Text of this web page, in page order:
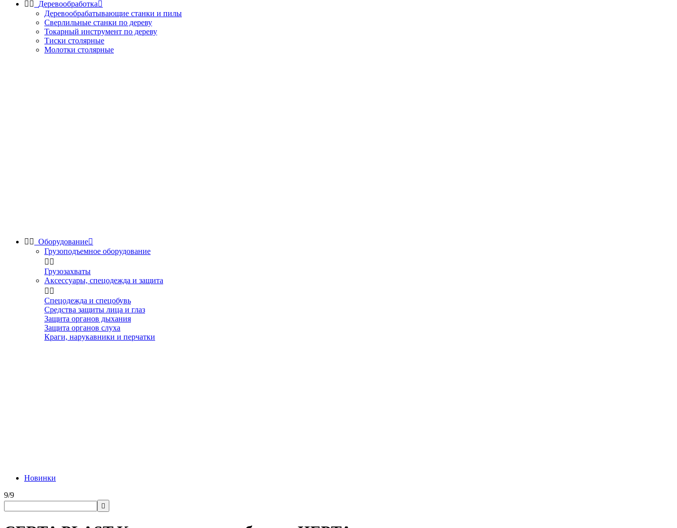
  Деревообработка
Деревообрабатывающие станки и пилы
Сверлильные станки по дереву
Токарный инструмент по дереву
Тиски столярные
Молотки столярные
  Оборудование
Грузоподъемное оборудование
 
Грузозахваты
Аксессуары, спецодежда и защита
 
Спецодежда и спецобувь
Средства защиты лица и глаз
Защита органов дыхания
Защита органов слуха
Краги, нарукавники и перчатки
Новинки
9/9
